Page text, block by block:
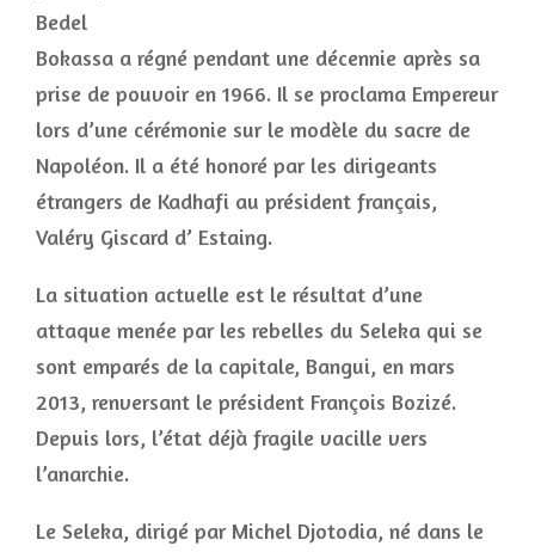
Bedel
Bokassa a régné pendant une décennie après sa
prise de pouvoir en 1966. Il se proclama Empereur
lors d’une cérémonie sur le modèle du sacre de
Napoléon. Il a été honoré par les dirigeants
étrangers de Kadhafi au président français,
Valéry Giscard d’ Estaing.
La situation actuelle est le résultat d’une
attaque menée par les rebelles du Seleka qui se
sont emparés de la capitale, Bangui, en mars
2013, renversant le président François Bozizé.
Depuis lors, l’état déjà fragile vacille vers
l’anarchie.
Le Seleka, dirigé par Michel Djotodia, né dans le